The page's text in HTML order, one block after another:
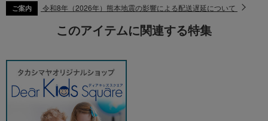
ご案内 令和8年（2026年）熊本地震の影響による配送遅延について
このアイテムに関連する特集